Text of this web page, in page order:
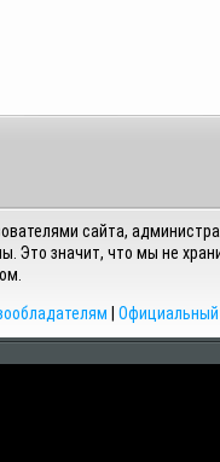
сайта,
Это значит, что мы не
Официальный